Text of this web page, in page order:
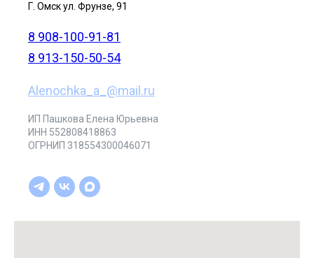
Г. Омск ул. Фрунзе, 91
8 908-100-91-81
8 913-150-50-54
Alenochka_a_@mail.ru
ИП Пашкова Елена Юрьевна
ИНН 552808418863
ОГРНИП 318554300046071